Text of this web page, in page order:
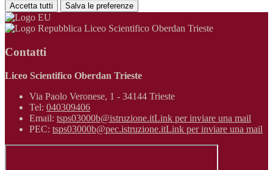
Accetta tutti Salva le preferenze
Liceo Scientifico Oberdan Trieste
Contatti
Liceo Scientifico Oberdan Trieste
Via Paolo Veronese, 1 - 34144 Trieste
Tel: 040309406
Email: tsps03000b@istruzione.itLink per inviare una mail
PEC: tsps03000b@pec.istruzione.itLink per inviare una mail